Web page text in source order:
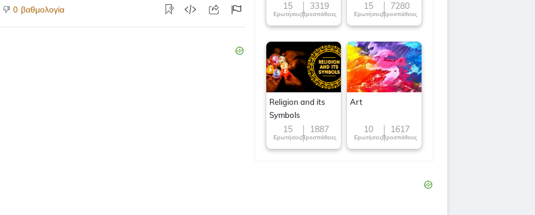
0 βαθμολογία 15
Ερωτήσεις
3319
Προσπάθειες
15
Ερωτήσεις
7280
Προσπάθειες
Religion and its
Symbols
15
Ερωτήσεις
1887
Προσπάθειες
Art
10
Ερωτήσεις
1617
Προσπάθειες